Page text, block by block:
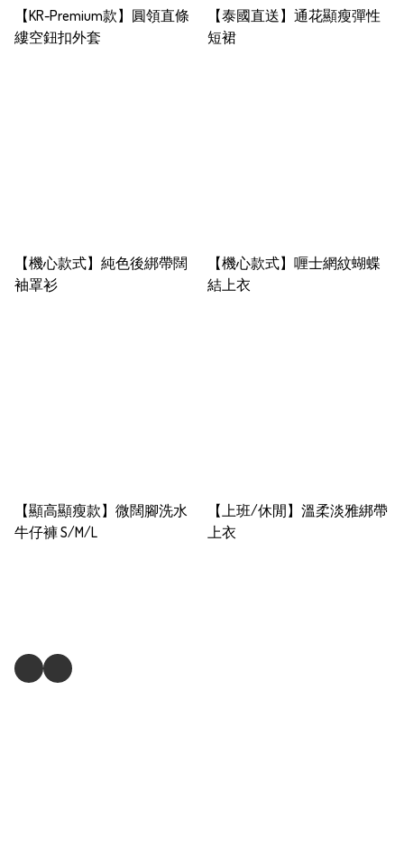
【KR-Premium款】圓領直條
縷空鈕扣外套
【泰國直送】通花顯瘦彈性
短裙
【機心款式】純色後綁帶闊
袖罩衫
【機心款式】喱士網紋蝴蝶
結上衣
【顯高顯瘦款】微闊腳洗水
牛仔褲 S/M/L
【上班/休閒】溫柔淡雅綁帶
上衣